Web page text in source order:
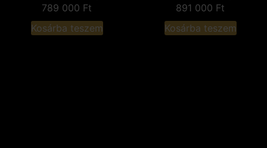
789 000 Ft
Kosárba teszem
891 000 Ft
Kosárba teszem